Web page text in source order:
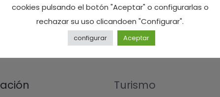
Turismo
cookies pulsando el botón "Aceptar" o configurarlas o
rechazar su uso clicandoen "Configurar".
configurar Aceptar